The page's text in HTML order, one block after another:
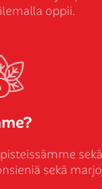
oppii.
sekä